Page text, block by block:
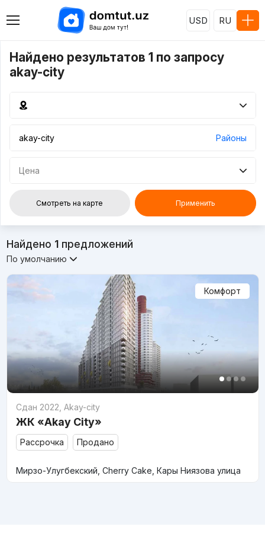
USD RU
Найдено результатов 1 по запросу
akay-city
Районы
Цена
Смотреть на карте Применить
Найдено 1предложений
По умолчанию
Комфорт
Сдан 2022 Akay-city
ЖК «Akay City»
Рассрочка Продано
Мирзо-Улугбекский, Cherry Cake, Кары Ниязова улица